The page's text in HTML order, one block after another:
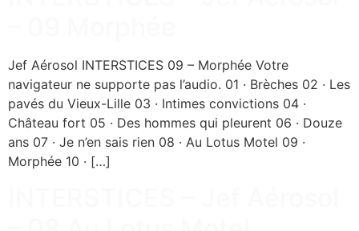
Jef Aérosol INTERSTICES 09 – Morphée Votre
navigateur ne supporte pas l’audio. 01 · Brèches 02 · Les
pavés du Vieux-Lille 03 · Intimes convictions 04 ·
Château fort 05 · Des hommes qui pleurent 06 · Douze
ans 07 · Je n’en sais rien 08 · Au Lotus Motel 09 ·
Morphée 10 · […]